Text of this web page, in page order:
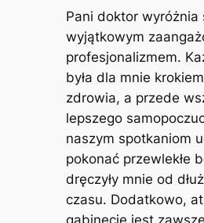
Pani doktor wyróżnia
wyjątkowym
profesjonalizmem.
była dla mnie
zdrowia, a przede
lepszego
naszym spotkaniom
pokonać przewlekłe
dręczyły mnie od
czasu. Dodatkowo,
gabinecie jest